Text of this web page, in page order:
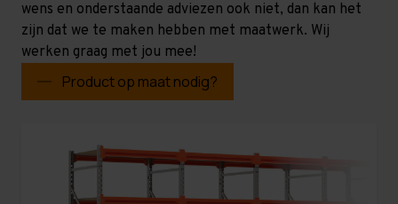
wens en onderstaande adviezen ook niet, dan kan het
zijn dat we te maken hebben met maatwerk. Wij
werken graag met jou mee!
Product op maat nodig?